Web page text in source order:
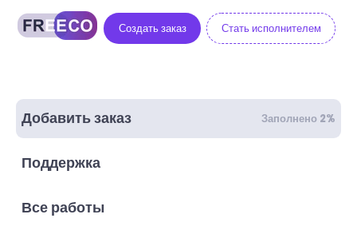
Создать заказ Стать исполнителем
Добавить заказ Заполнено 2%
Поддержка
Все работы